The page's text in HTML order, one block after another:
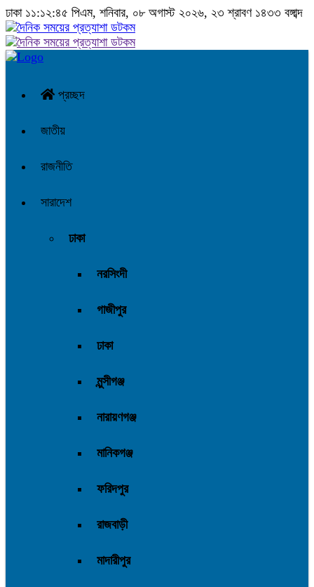
ঢাকা ১১:১২:৪৬ পিএম, শনিবার, ০৮ অগাস্ট ২০২৬, ২৩ শ্রাবণ ১৪৩৩ বঙ্গাব্দ
প্রচ্ছদ
জাতীয়
রাজনীতি
সারাদেশ
ঢাকা
নরসিংদী
গাজীপুর
ঢাকা
মুন্সীগঞ্জ
নারায়ণগঞ্জ
মানিকগঞ্জ
ফরিদপুর
রাজবাড়ী
মাদারীপুর